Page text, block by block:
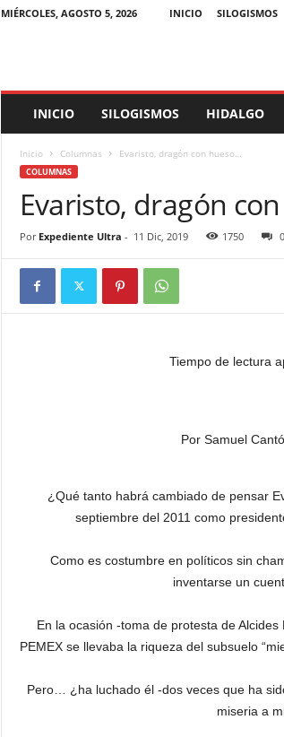
MIÉRCOLES, AGOSTO 5, 2026 INICIO SILOGISMOS
p
INICIO SILOGISMOS HIDALGO
Inicio Columnas Evaristo, dragón con hueso…
COLUMNAS
Evaristo, dragón
Por Expediente Ultra - 11 Dic, 2019 1750 0
Tiempo de lectura
Por Samuel
¿Qué tanto habrá cambiado de pensar
septiembre del 2011 como
Como es costumbre en políticos sin
inventarse un
En la ocasión -toma de protesta de
PEMEX se llevaba la riqueza del subsuelo
Pero… ¿ha luchado él -dos veces que ha
miseria a